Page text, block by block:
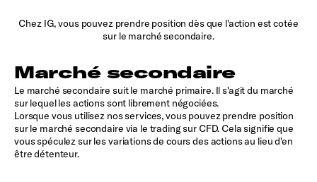
Chez IG, vous pouvez prendre position dès que l'action est cotée
sur le marché secondaire.
Marché secondaire
Le marché secondaire suit le marché primaire. Il s'agit du marché
sur lequel les actions sont librement négociées.
Lorsque vous utilisez nos services, vous pouvez prendre position
sur le marché secondaire via le trading sur CFD. Cela signifie que
vous spéculez sur les variations de cours des actions au lieu d'en
être détenteur.